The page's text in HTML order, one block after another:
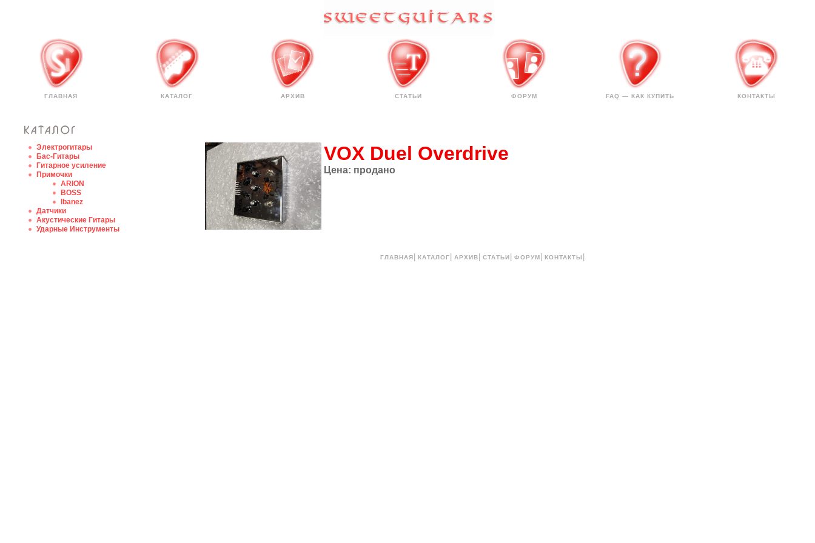
ГЛАВНАЯ КАТАЛОГ АРХИВ СТАТЬИ ФОРУМ FAQ — КАК КУПИТЬ КОНТАКТЫ
Электрогитары
Бас-Гитары
Гитарное усиление
Примочки
ARION
BOSS
Ibanez
Датчики
Акустические Гитары
Ударные Инструменты
VOX Duel Overdrive
Цена: продано
ГЛАВНАЯ КАТАЛОГ АРХИВ СТАТЬИ ФОРУМ КОНТАКТЫ